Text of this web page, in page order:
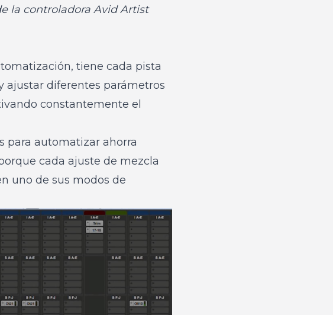
la controladora Avid Artist
tiene cada pista
ajustar diferentes parámetros
constantemente el
para automatizar ahorra
cada ajuste de mezcla
uno de sus modos de